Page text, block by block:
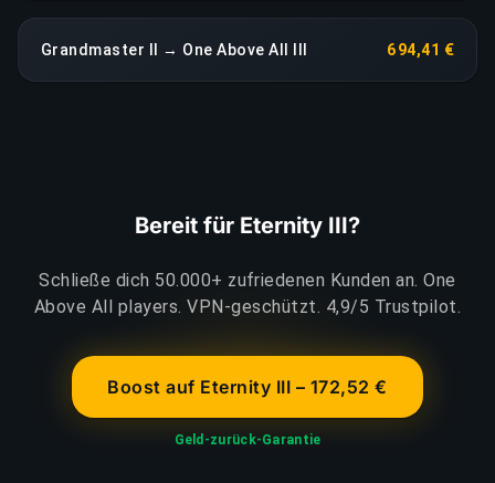
Grandmaster II → One Above All III 694,41 €
Bereit für Eternity III?
Schließe dich 50.000+ zufriedenen Kunden an. One
Above All players. VPN-geschützt. 4,9/5 Trustpilot.
Boost auf Eternity III – 172,52 €
Geld-zurück-Garantie